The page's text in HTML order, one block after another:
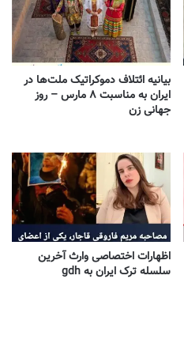
بیانیه ائتلاف دموکراتیک ملت‌ها در
ایران به مناسبت ۸ مارس – روز
جهانی زن
اظهارات اختصاصی وارث آخرین
سلسله ترک ایران به gdh